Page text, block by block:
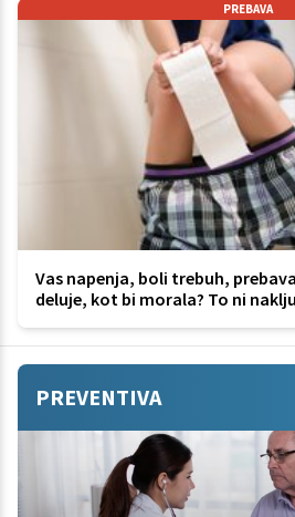
PREBAVA
Vas napenja, boli trebuh,
deluje, kot bi morala? To ni
PREVENTIVA